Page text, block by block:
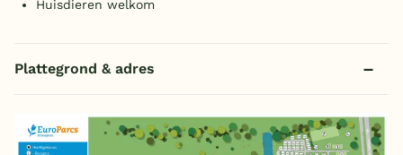
Huisdieren welkom
Plattegrond & adres